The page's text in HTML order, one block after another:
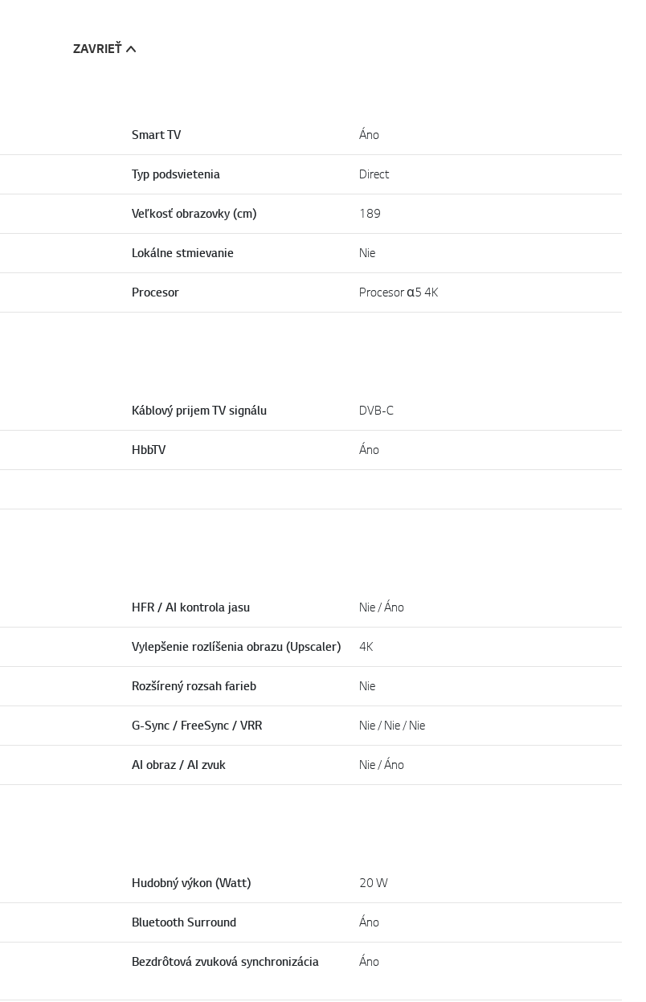
ZAVRIEŤ
Smart TV Áno
Typ podsvietenia Direct
Veľkosť obrazovky (cm) 189
Lokálne stmievanie Nie
Procesor Procesor α5 4K
Káblový prijem TV signálu DVB-C
HbbTV Áno
HFR / AI kontrola jasu Nie / Áno
Vylepšenie rozlíšenia obrazu (Upscaler) 4K
Rozšírený rozsah farieb Nie
G-Sync / FreeSync / VRR Nie / Nie / Nie
AI obraz / AI zvuk Nie / Áno
Hudobný výkon (Watt) 20 W
Bluetooth Surround Áno
Bezdrôtová zvuková synchronizácia Áno